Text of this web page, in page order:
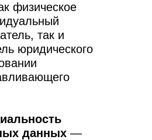
физическое
так и
юридического
данных —